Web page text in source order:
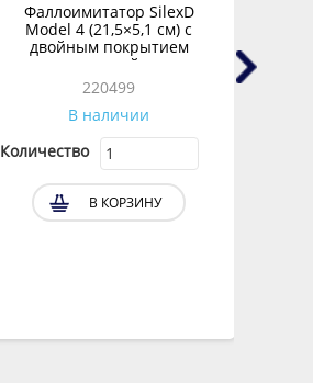
Фаллоимитатор SilexD
Model 4 (21,5×5,1 см) с
двойным покрытием
черный
220499
В наличии
Количество
В КОРЗИНУ